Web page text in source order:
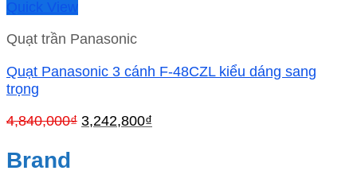
Quick View
Quạt trần Panasonic
Quạt Panasonic 3 cánh F-48CZL kiểu dáng sang
trọng
4,840,000₫ Giá
3,242,800₫
Brand